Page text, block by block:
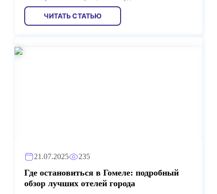
ЧИТАТЬ СТАТЬЮ
21.07.2025 235
Где остановиться в Гомеле: подробный
обзор лучших отелей города